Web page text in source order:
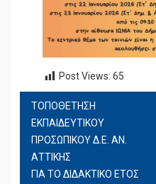
Post Views: 65
ΠΛΟΉΓΗΣΗ
ΆΡΘΡΩΝ
ΤΟΠΟΘΕΤΗΣΗ
ΕΚΠΑΙΔΕΥΤΙΚΟΥ
ΠΡΟΣΩΠΙΚΟΥ Δ.Ε. ΑΝ.
ΑΤΤΙΚΗΣ
ΓΙΑ ΤΟ ΔΙΔΑΚΤΙΚΟ ΕΤΟΣ